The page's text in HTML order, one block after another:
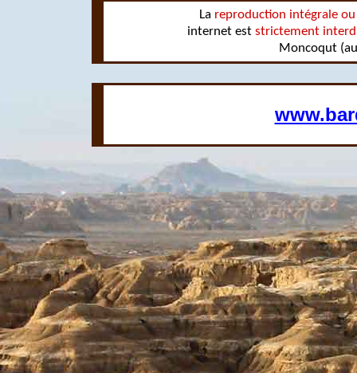
La reproduction intégrale
internet est strictement
Moncoqut